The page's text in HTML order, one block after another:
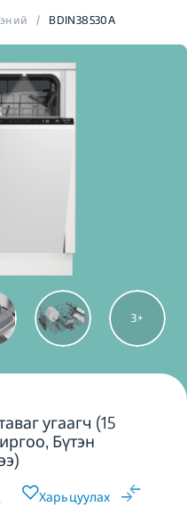
/ BDIN38530A
3
угаагч (15
Бүтэн
Харьцуулах